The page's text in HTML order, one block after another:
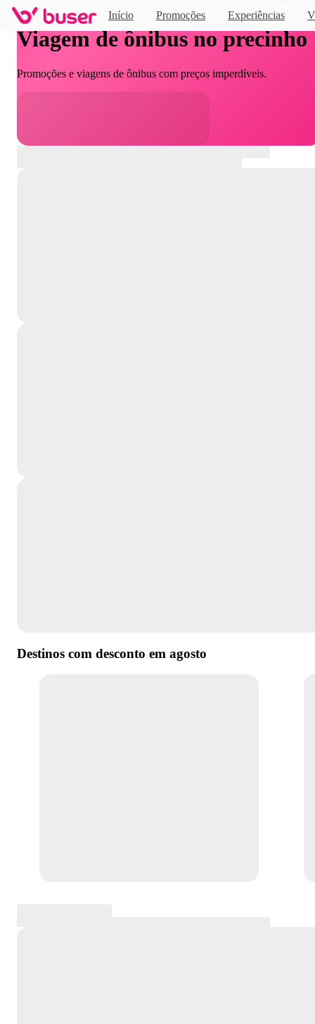
Início Promoções Experiências
Viagem de ônibus no precinho
Promoções e viagens de ônibus com preços imperdíveis.
Destinos com desconto em agosto